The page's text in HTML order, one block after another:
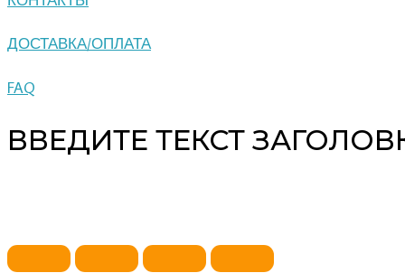
ДОСТАВКА/ОПЛАТА
FAQ
ВВЕДИТЕ ТЕКСТ